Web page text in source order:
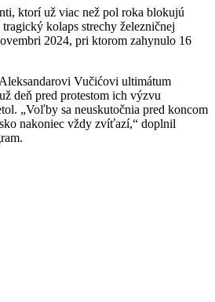
ktorí už viac než pol roka blokujú
kolaps strechy železničnej
2024, pri ktorom zahynulo 16
Vučićovi ultimátum
deň pred protestom ich výzvu
„Voľby sa neuskutočnia pred koncom
nakoniec vždy zvíťazí,“ doplnil